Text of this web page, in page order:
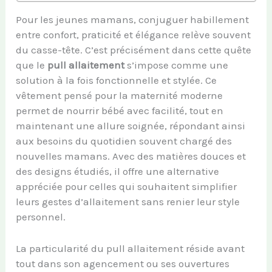
Pour les jeunes mamans, conjuguer habillement
entre confort, praticité et élégance relève souvent
du casse-tête. C’est précisément dans cette quête
que le pull allaitements’impose comme une
solution à la fois fonctionnelle et stylée. Ce
vêtement pensé pour la maternité moderne
permet de nourrir bébé avec facilité, tout en
maintenant une allure soignée, répondant ainsi
aux besoins du quotidien souvent chargé des
nouvelles mamans. Avec des matières douces et
des designs étudiés, il offre une alternative
appréciée pour celles qui souhaitent simplifier
leurs gestes d’allaitement sans renier leur style
personnel.
La particularité du pull allaitement réside avant
tout dans son agencement ou ses ouvertures